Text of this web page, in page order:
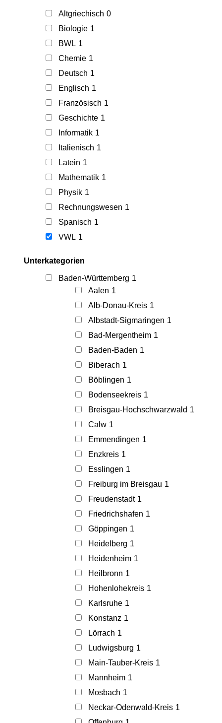
Altgriechisch 0
Biologie 1
BWL 1
Chemie 1
Deutsch 1
Englisch 1
Französisch 1
Geschichte 1
Informatik 1
Italienisch 1
Latein 1
Mathematik 1
Physik 1
Rechnungswesen 1
Spanisch 1
VWL 1
Unterkategorien
Baden-Württemberg 1
Aalen 1
Alb-Donau-Kreis 1
Albstadt-Sigmaringen 1
Bad-Mergentheim 1
Baden-Baden 1
Biberach 1
Böblingen 1
Bodenseekreis 1
Breisgau-Hochschwarzwald 1
Calw 1
Emmendingen 1
Enzkreis 1
Esslingen 1
Freiburg im Breisgau 1
Freudenstadt 1
Friedrichshafen 1
Göppingen 1
Heidelberg 1
Heidenheim 1
Heilbronn 1
Hohenlohekreis 1
Karlsruhe 1
Konstanz 1
Lörrach 1
Ludwigsburg 1
Main-Tauber-Kreis 1
Mannheim 1
Mosbach 1
Neckar-Odenwald-Kreis 1